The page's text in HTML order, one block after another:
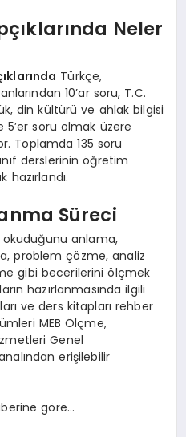
Neler
Türkçe,
10’ar soru, T.C.
din kültürü ve ahlak bilgisi
5’er soru olmak üzere
Toplamda 135 soru
derslerinin öğretim
Süreci
anlama,
problem çözme, analiz
gibi becerilerini ölçmek
hazırlanmasında ilgili
ve ders kitapları rehber
MEB Ölçme,
Genel
erişilebilir
göre…